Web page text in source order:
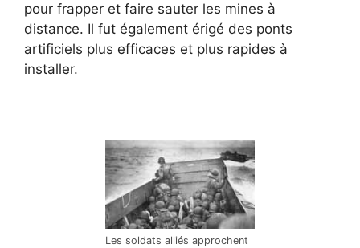
pour frapper et faire sauter les mines à
distance. Il fut également érigé des ponts
artificiels plus efficaces et plus rapides à
installer.
Les soldats alliés approchent